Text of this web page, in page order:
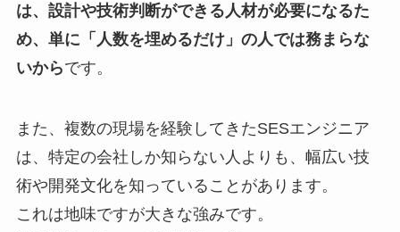
は、設計や技術判断ができる人材が必要になるた
め、単に「人数を埋めるだけ」の人では務まらな
いからです。
また、複数の現場を経験してきたSESエンジニア
は、特定の会社しか知らない人よりも、幅広い技
術や開発文化を知っていることがあります。
これは地味ですが大きな強みです。